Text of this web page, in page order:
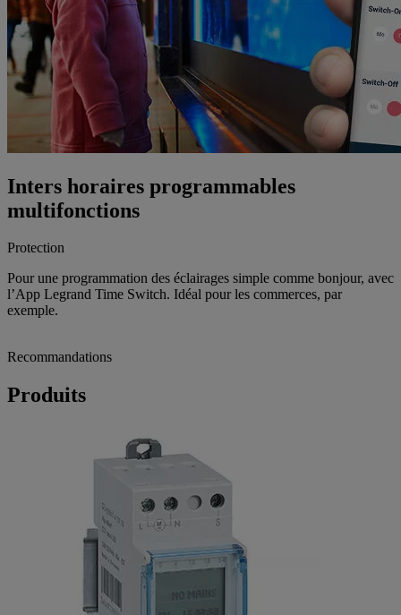
Inters horaires programmables
multifonctions
Protection
Pour une programmation des éclairages simple comme bonjour, avec
l’App Legrand Time Switch. Idéal pour les commerces, par
exemple.
Recommandations
Produits